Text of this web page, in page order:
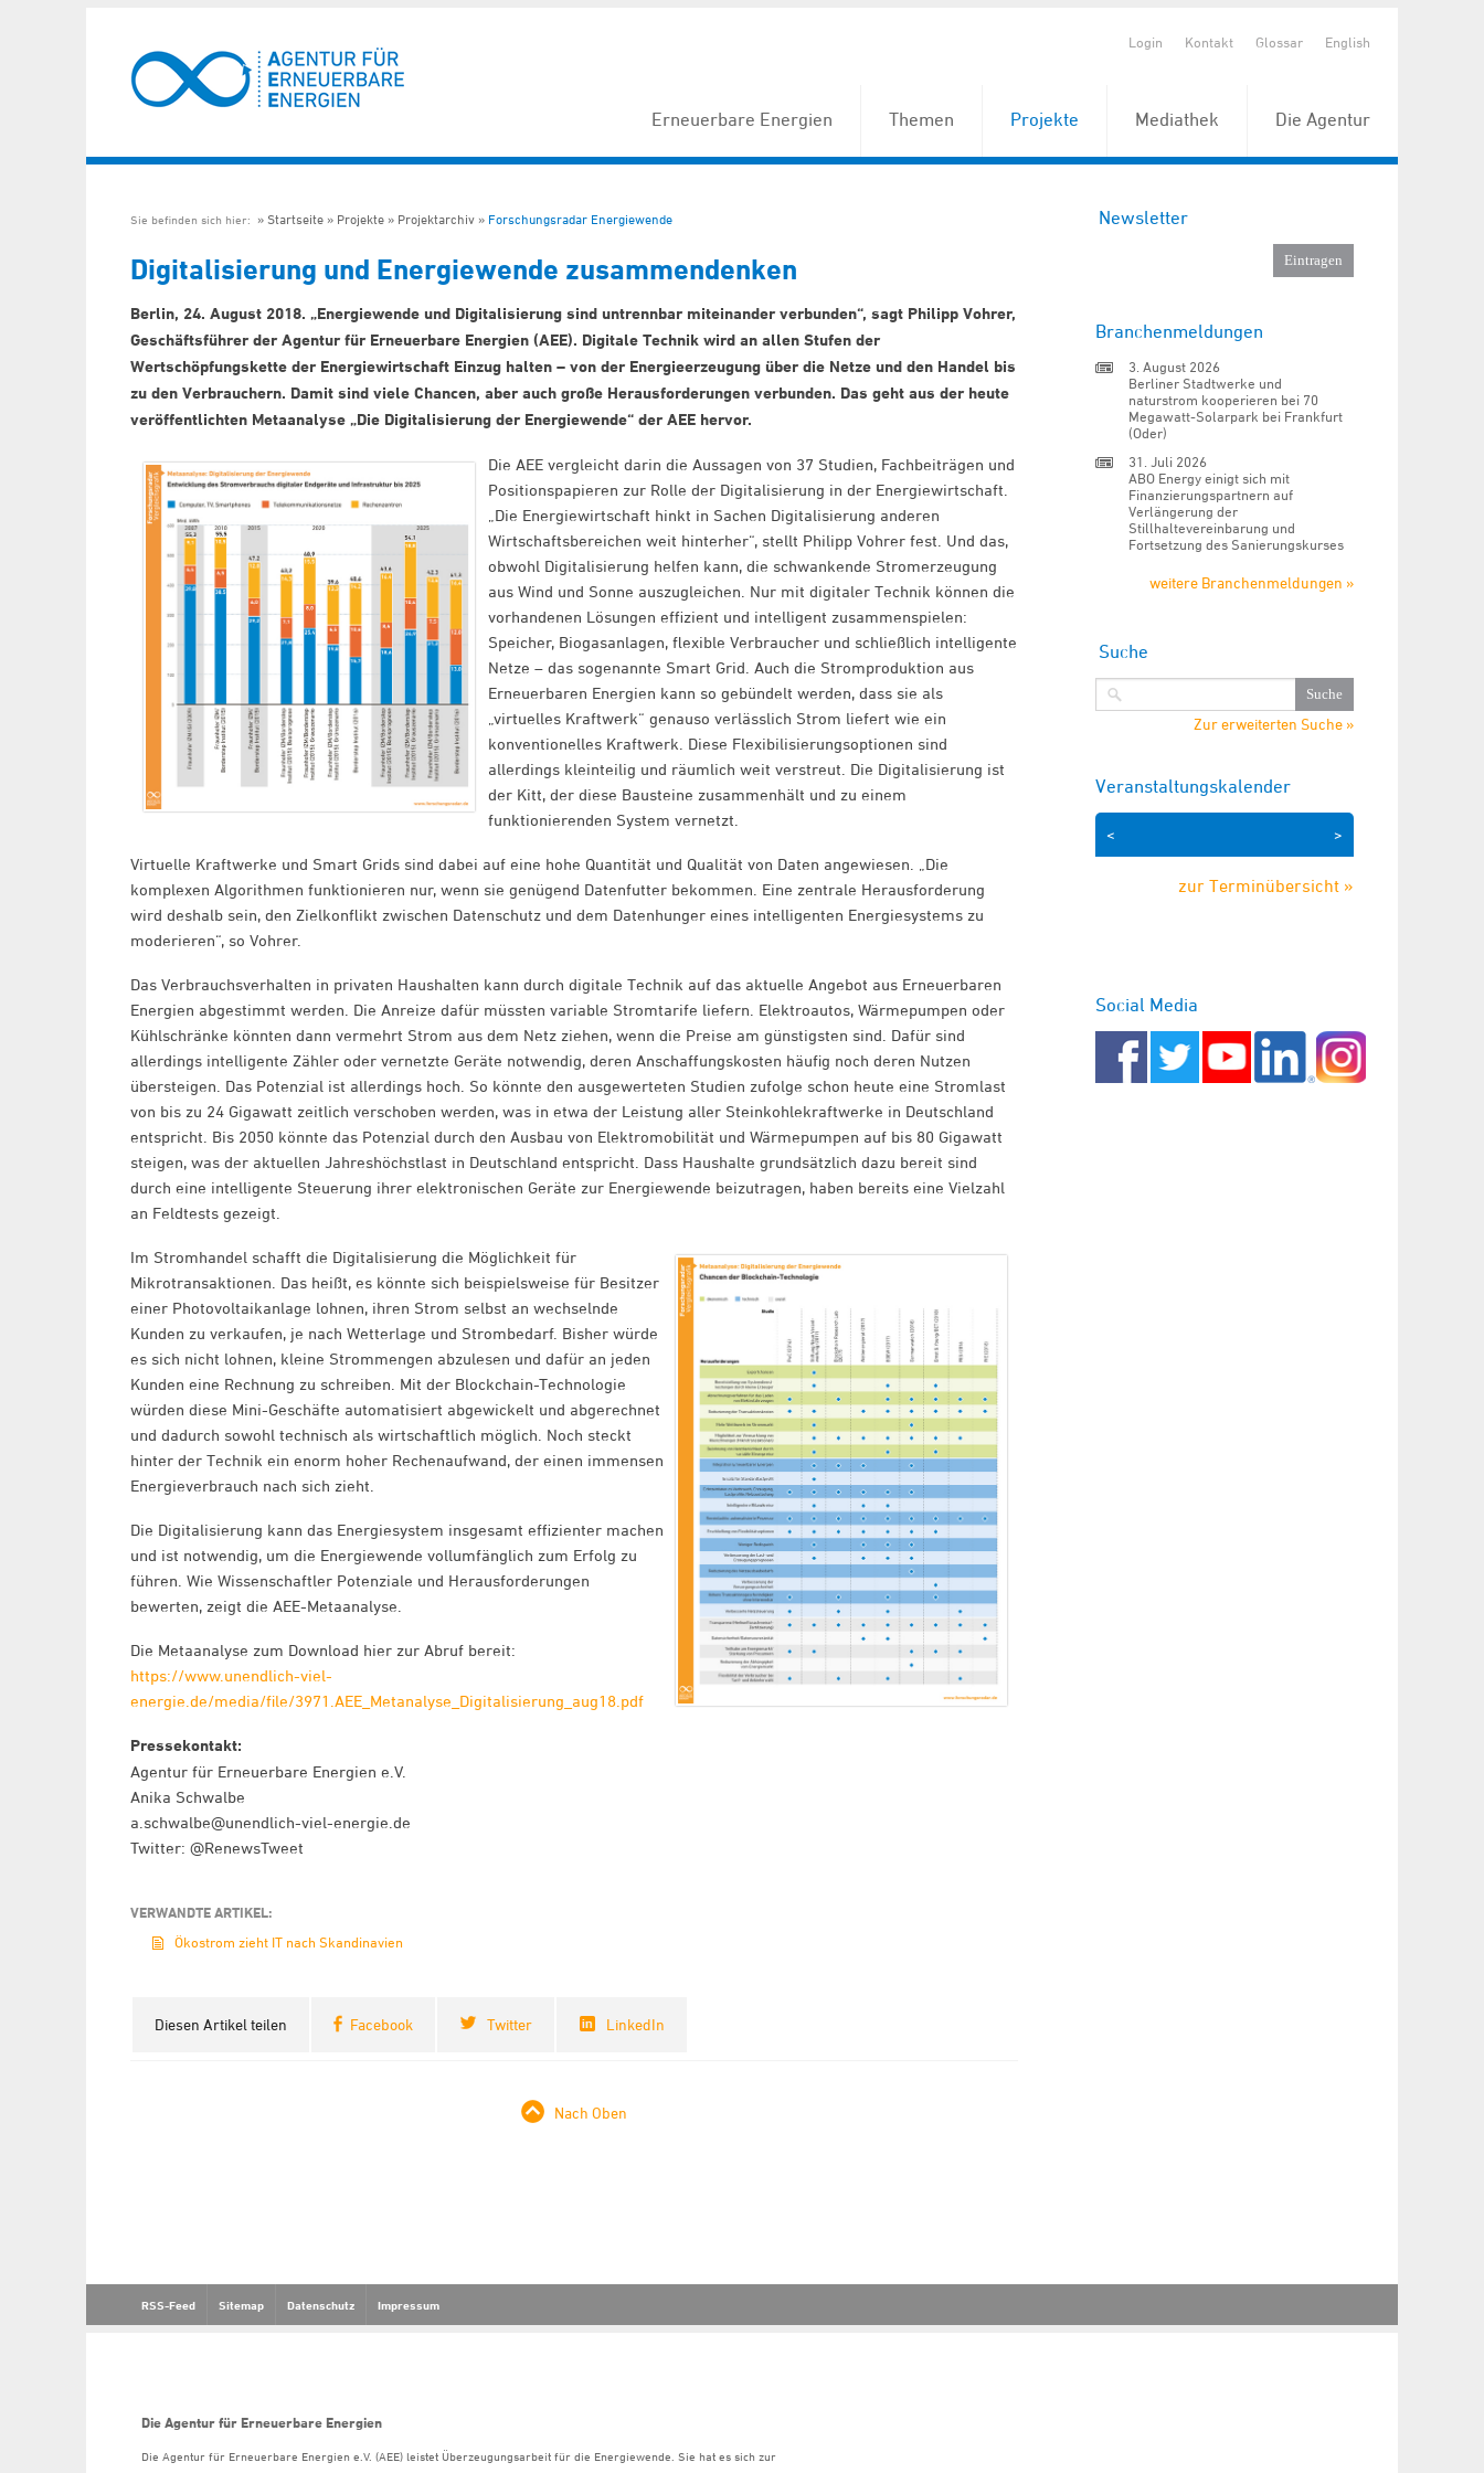
Login Kontakt Glossar English
Erneuerbare Energien Themen Projekte Mediathek Die Agentur
Sie befinden sich hier: Startseite Projekte Projektarchiv Forschungsradar Energiewende
Digitalisierung und Energiewende zusammendenken
Berlin, 24. August 2018. „Energiewende und Digitalisierung sind untrennbar miteinander verbunden“, sagt Philipp Vohrer,
Geschäftsführer der Agentur für Erneuerbare Energien (AEE). Digitale Technik wird an allen Stufen der
Wertschöpfungskette der Energiewirtschaft Einzug halten – von der Energieerzeugung über die Netze und den Handel bis
zu den Verbrauchern. Damit sind viele Chancen, aber auch große Herausforderungen verbunden. Das geht aus der heute
veröffentlichten Metaanalyse „Die Digitalisierung der Energiewende“ der AEE hervor.
Die AEE vergleicht darin die Aussagen von 37 Studien, Fachbeiträgen und
Positionspapieren zur Rolle der Digitalisierung in der Energiewirtschaft.
„Die Energiewirtschaft hinkt in Sachen Digitalisierung anderen
Wirtschaftsbereichen weit hinterher“, stellt Philipp Vohrer fest. Und das,
obwohl Digitalisierung helfen kann, die schwankende Stromerzeugung
aus Wind und Sonne auszugleichen. Nur mit digitaler Technik können die
vorhandenen Lösungen effizient und intelligent zusammenspielen:
Speicher, Biogasanlagen, flexible Verbraucher und schließlich intelligente
Netze – das sogenannte Smart Grid. Auch die Stromproduktion aus
Erneuerbaren Energien kann so gebündelt werden, dass sie als
„virtuelles Kraftwerk“ genauso verlässlich Strom liefert wie ein
konventionelles Kraftwerk. Diese Flexibilisierungsoptionen sind
allerdings kleinteilig und räumlich weit verstreut. Die Digitalisierung ist
der Kitt, der diese Bausteine zusammenhält und zu einem
funktionierenden System vernetzt.
Virtuelle Kraftwerke und Smart Grids sind dabei auf eine hohe Quantität und Qualität von Daten angewiesen. „Die
komplexen Algorithmen funktionieren nur, wenn sie genügend Datenfutter bekommen. Eine zentrale Herausforderung
wird deshalb sein, den Zielkonflikt zwischen Datenschutz und dem Datenhunger eines intelligenten Energiesystems zu
moderieren“, so Vohrer.
Das Verbrauchsverhalten in privaten Haushalten kann durch digitale Technik auf das aktuelle Angebot aus Erneuerbaren
Energien abgestimmt werden. Die Anreize dafür müssten variable Stromtarife liefern. Elektroautos, Wärmepumpen oder
Kühlschränke könnten dann vermehrt Strom aus dem Netz ziehen, wenn die Preise am günstigsten sind. Dafür sind
allerdings intelligente Zähler oder vernetzte Geräte notwendig, deren Anschaffungskosten häufig noch deren Nutzen
übersteigen. Das Potenzial ist allerdings hoch. So könnte den ausgewerteten Studien zufolge schon heute eine Stromlast
von bis zu 24 Gigawatt zeitlich verschoben werden, was in etwa der Leistung aller Steinkohlekraftwerke in Deutschland
entspricht. Bis 2050 könnte das Potenzial durch den Ausbau von Elektromobilität und Wärmepumpen auf bis 80 Gigawatt
steigen, was der aktuellen Jahreshöchstlast in Deutschland entspricht. Dass Haushalte grundsätzlich dazu bereit sind
durch eine intelligente Steuerung ihrer elektronischen Geräte zur Energiewende beizutragen, haben bereits eine Vielzahl
an Feldtests gezeigt.
Im Stromhandel schafft die Digitalisierung die Möglichkeit für
Mikrotransaktionen. Das heißt, es könnte sich beispielsweise für Besitzer
einer Photovoltaikanlage lohnen, ihren Strom selbst an wechselnde
Kunden zu verkaufen, je nach Wetterlage und Strombedarf. Bisher würde
es sich nicht lohnen, kleine Strommengen abzulesen und dafür an jeden
Kunden eine Rechnung zu schreiben. Mit der Blockchain-Technologie
würden diese Mini-Geschäfte automatisiert abgewickelt und abgerechnet
und dadurch sowohl technisch als wirtschaftlich möglich. Noch steckt
hinter der Technik ein enorm hoher Rechenaufwand, der einen immensen
Energieverbrauch nach sich zieht.
Die Digitalisierung kann das Energiesystem insgesamt effizienter machen
und ist notwendig, um die Energiewende vollumfänglich zum Erfolg zu
führen. Wie Wissenschaftler Potenziale und Herausforderungen
bewerten, zeigt die AEE-Metaanalyse.
Die Metaanalyse zum Download hier zur Abruf bereit:
https://www.unendlich-viel-
energie.de/media/file/3971.AEE_Metanalyse_Digitalisierung_aug18.pdf
Pressekontakt:
Agentur für Erneuerbare Energien e.V.
Anika Schwalbe
a.schwalbe@unendlich-viel-energie.de
Twitter: @RenewsTweet
VERWANDTE ARTIKEL:
Ökostrom zieht IT nach Skandinavien
Diesen Artikel teilen Facebook Twitter LinkedIn
Nach Oben
Newsletter
Branchenmeldungen
3. August 2026
Berliner Stadtwerke und
naturstrom kooperieren bei 70
Megawatt-Solarpark bei Frankfurt
(Oder)
31. Juli 2026
ABO Energy einigt sich mit
Finanzierungspartnern auf
Verlängerung der
Stillhaltevereinbarung und
Fortsetzung des Sanierungskurses
weitere Branchenmeldungen »
Suche
Zur erweiterten Suche »
Veranstaltungskalender
>
<
zur Terminübersicht »
Social Media
RSS-Feed Sitemap Datenschutz Impressum
Die Agentur für Erneuerbare Energien
Die Agentur für Erneuerbare Energien e.V. (AEE) leistet Überzeugungsarbeit für die Energiewende. Sie hat es sich zur